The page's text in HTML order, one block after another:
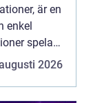
är en
enkel
spelar
2026